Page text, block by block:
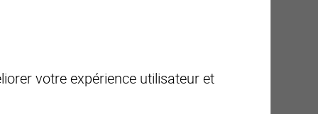
votre expérience utilisateur et